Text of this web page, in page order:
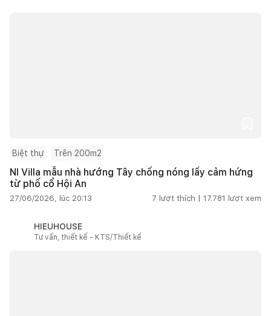
Biệt thự Trên 200m2
NI Villa mẫu nhà hướng Tây chống nóng lấy cảm hứng
từ phố cổ Hội An
27/06/2026, lúc 20:13 7 lượt thích | 17.781 lượt xem
HIEUHOUSE
Tư vấn, thiết kế - KTS/Thiết kế